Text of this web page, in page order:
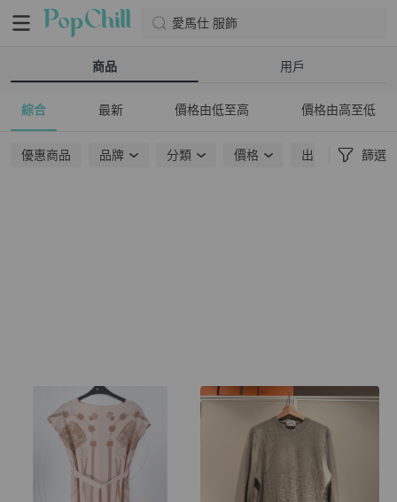
愛馬仕 服飾
商品 用戶
綜合 最新 價格由低至高 價格由高至低
優惠商品 品牌 分類 價格 出貨地點 篩選